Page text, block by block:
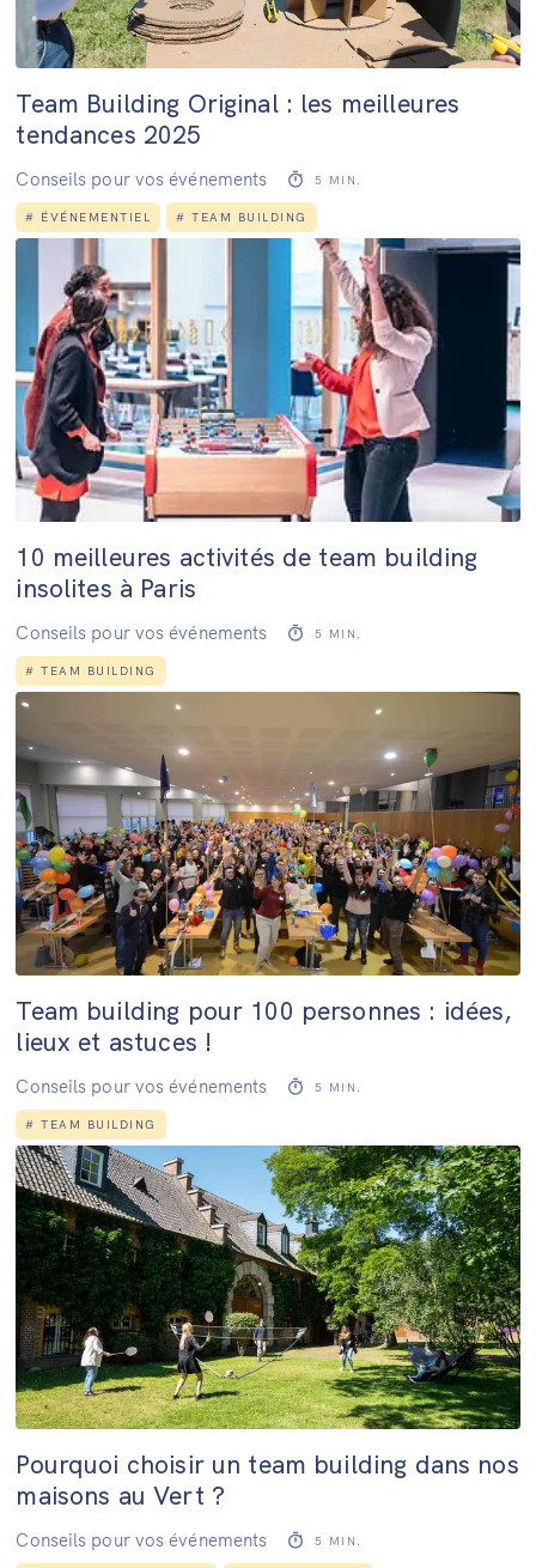
Team Building Original : les meilleures
tendances 2025
Conseils pour vos événements 5 MIN.
# ÉVÉNEMENTIEL #TEAM BUILDING
10 meilleures activités de team building
insolites à Paris
Conseils pour vos événements 5 MIN.
#TEAM BUILDING
Team building pour 100 personnes : idées,
lieux et astuces !
Conseils pour vos événements 5 MIN.
#TEAM BUILDING
Pourquoi choisir un team building dans nos
maisons au Vert ?
Conseils pour vos événements 5 MIN.